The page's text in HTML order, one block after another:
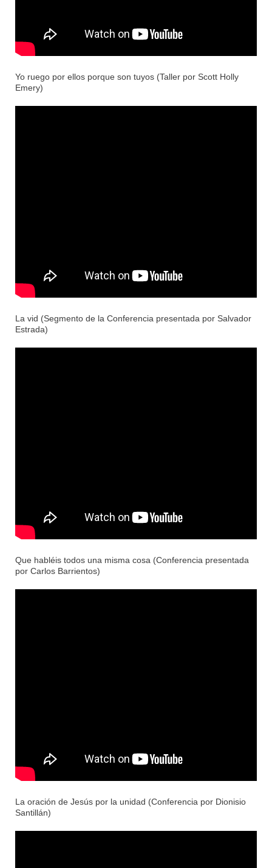
Yo ruego por ellos porque son tuyos (Taller por Scott Holly
Emery)
La vid (Segmento de la Conferencia presentada por Salvador
Estrada)
Que habléis todos una misma cosa (Conferencia presentada
por Carlos Barrientos)
La oración de Jesús por la unidad (Conferencia por Dionisio
Santillán)